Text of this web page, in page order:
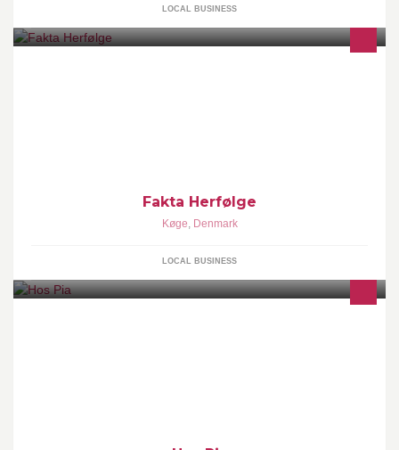
LOCAL BUSINESS
Fakta Herfølge
Køge, Denmark
LOCAL BUSINESS